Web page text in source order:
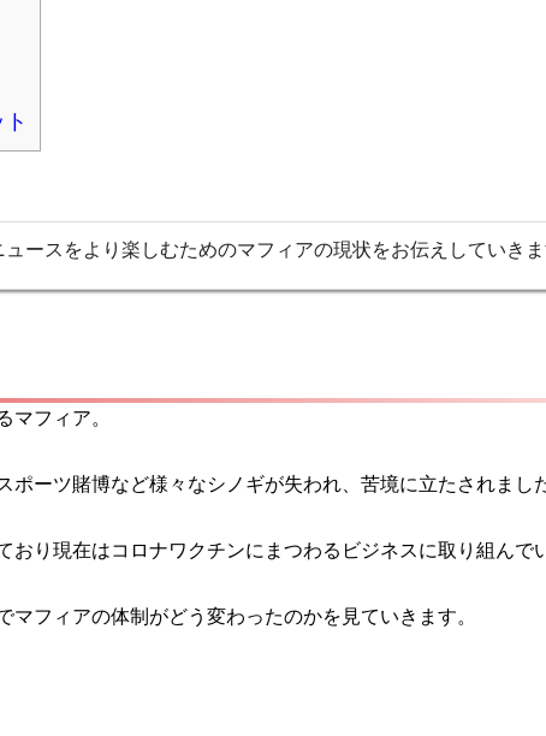
ースをより楽しむためのマフィアの現状をお伝えしていき
マフィア。
ポーツ賭博など様々なシノギが失われ、苦境に立たされまし
おり現在はコロナワクチンにまつわるビジネスに取り組んで
マフィアの体制がどう変わったのかを見ていきます。